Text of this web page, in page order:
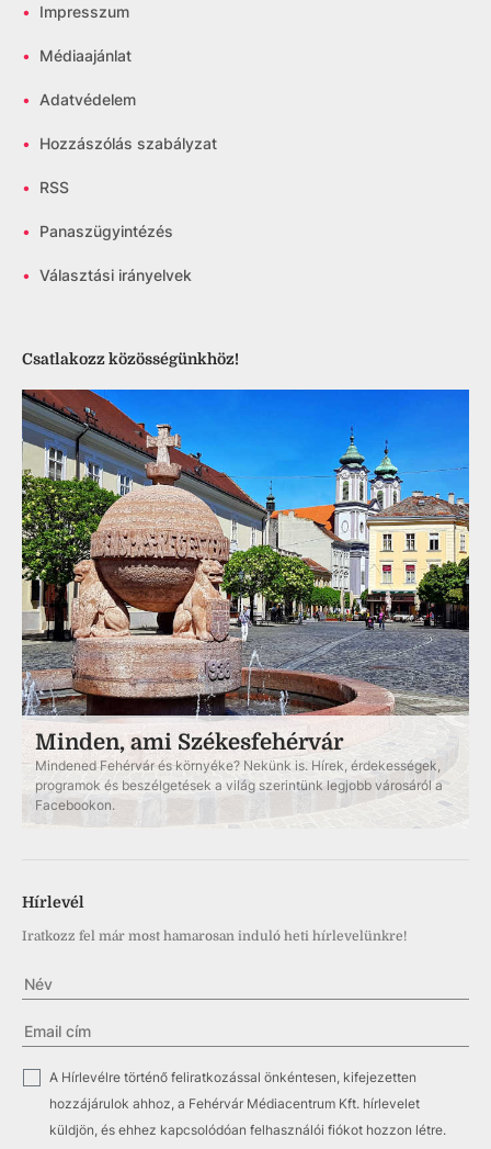
• Impresszum
• Médiaajánlat
• Adatvédelem
• Hozzászólás szabályzat
• RSS
• Panaszügyintézés
• Választási irányelvek
Csatlakozz közösségünkhöz!
Minden, ami Székesfehérvár
Mindened Fehérvár és környéke? Nekünk is. Hírek, érdekességek,
programok és beszélgetések a világ szerintünk legjobb városáról a
Facebookon.
Hírlevél
Iratkozz fel már most hamarosan induló heti hírlevelünkre!
✓
A Hírlevélre történő feliratkozással önkéntesen, kifejezetten
hozzájárulok ahhoz, a Fehérvár Médiacentrum Kft. hírlevelet
küldjön, és ehhez kapcsolódóan felhasználói fiókot hozzon létre.